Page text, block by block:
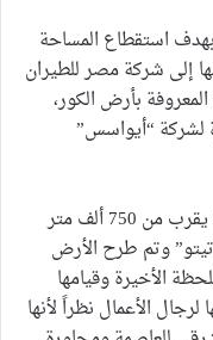
استقطاع المساحة
إلى شركة مصر للطيران
بأرض الكور،
لشركة “أيواسس”
وشرعت وزارة الطيران قبل ذلك في بيع ما يقرب من 750 ألف متر
وتم طرح الأرض
الأخيرة وقيامها
الأعمال نظراً لأنها